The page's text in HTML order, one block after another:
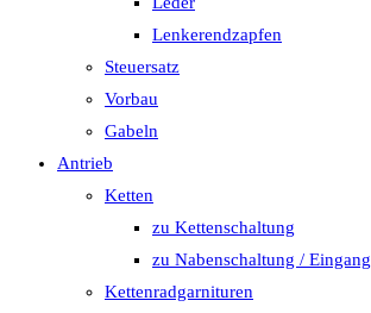
Lenkerendzapfen
Steuersatz
Vorbau
Gabeln
Antrieb
Ketten
zu Kettenschaltung
zu Nabenschaltung / Eingang
Kettenradgarnituren